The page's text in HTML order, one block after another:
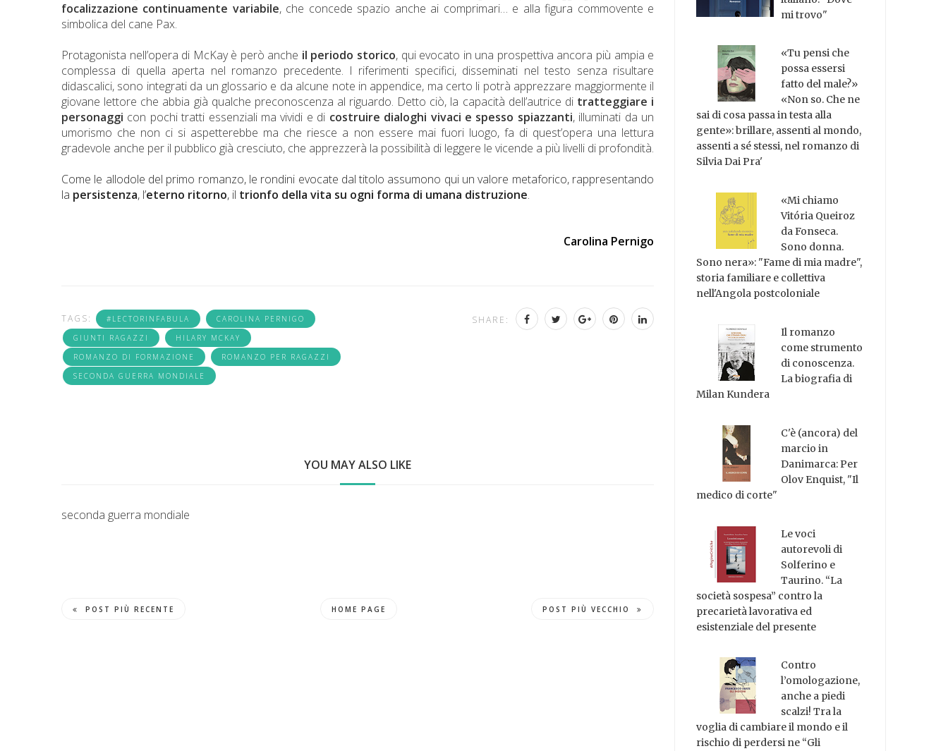
focalizzazione continuamente variabile, che concede spazio anche ai comprimari… e alla figura commovente e
simbolica del cane Pax.
Protagonista nell’opera di McKay è però anche il periodo storico, qui evocato in una prospettiva ancora più ampia e
complessa di quella aperta nel romanzo precedente. I riferimenti specifici, disseminati nel testo senza risultare
didascalici, sono integrati da un glossario e da alcune note in appendice, ma certo li potrà apprezzare maggiormente il
giovane lettore che abbia già qualche preconoscenza al riguardo. Detto ciò, la capacità dell’autrice di tratteggiare i
personaggi con pochi tratti essenziali ma vividi e di costruire dialoghi vivaci e spesso spiazzanti, illuminati da un
umorismo che non ci si aspetterebbe ma che riesce a non essere mai fuori luogo, fa di quest’opera una lettura
gradevole anche per il pubblico già cresciuto, che apprezzerà la possibilità di leggere le vicende a più livelli di profondità.
Come le allodole del primo romanzo, le rondini evocate dal titolo assumono qui un valore metaforico, rappresentando
la persistenza, l’eterno ritorno, il trionfo della vita su ogni forma di umana distruzione.
Carolina Pernigo
TAGS: #LECTORINFABULA
CAROLINA PERNIGO
GIUNTI RAGAZZI
HILARY MCKAY
ROMANZO DI FORMAZIONE
ROMANZO PER RAGAZZI
SECONDA GUERRA MONDIALE
SHARE:
YOU MAY ALSO LIKE
seconda guerra mondiale
POST PIÙ RECENTE HOME PAGE POST PIÙ VECCHIO
mi trovo"
«Tu pensi che
possa essersi
fatto del male?»
«Non so. Che ne
sai di cosa passa in testa alla
gente»: brillare, assenti al mondo,
assenti a sé stessi, nel romanzo di
Silvia Dai Pra'
«Mi chiamo
Vitória Queiroz
da Fonseca.
Sono donna.
Sono nera»: "Fame di mia madre",
storia familiare e collettiva
nell'Angola postcoloniale
Il romanzo
come strumento
di conoscenza.
La biografia di
Milan Kundera
C'è (ancora) del
marcio in
Danimarca: Per
Olov Enquist, "Il
medico di corte"
Le voci
autorevoli di
Solferino e
Taurino. “La
società sospesa” contro la
precarietà lavorativa ed
esistenziale del presente
Contro
l’omologazione,
anche a piedi
scalzi! Tra la
voglia di cambiare il mondo e il
rischio di perdersi ne “Gli